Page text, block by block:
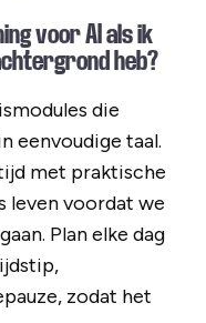
voor AI als ik
heb?
die
eenvoudige taal.
met praktische
leven voordat we
Plan elke dag
zodat het